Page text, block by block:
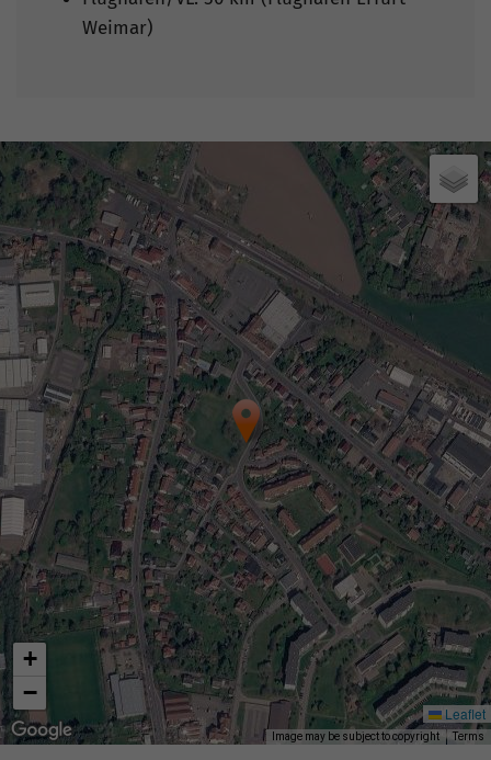
Weimar)
+
−
Leaflet
Image may be subject to copyright Terms